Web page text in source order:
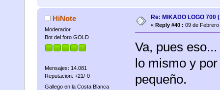
HiNote
Moderador
Bot del foro GOLD
Mensajes: 14.081
Reputacion: +21/-0
Gallego en la Costa Blanca
Re: MIKADO LOGO 700
« Reply #40 : 09 de
Va, pues
lo mismo y
pequeño.